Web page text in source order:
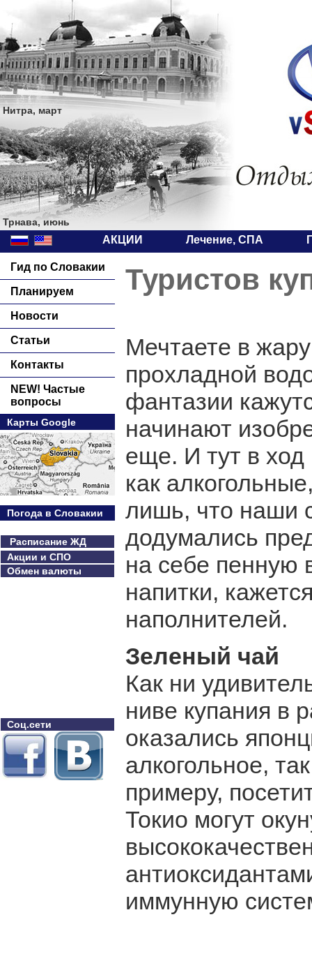
Нитра, март
Трнава, июнь
АКЦИИ Лечение, СПА
Гид по Словакии
Планируем
Новости
Статьи
Контакты
NEW! Частые
вопросы
Карты Google
Погода в Словакии
Расписание ЖД
Акции и СПО
Обмен валюты
Соц.сети
Туристов
Мечтаете в
прохладной
фантазии
начинают
еще. И тут в ход
как
лишь, что наши
додумались
на себе пенную
напитки,
наполнителей.
Зеленый чай
Как ни
ниве купания в
оказались
алкогольное,
примеру,
Токио могут
иммунную